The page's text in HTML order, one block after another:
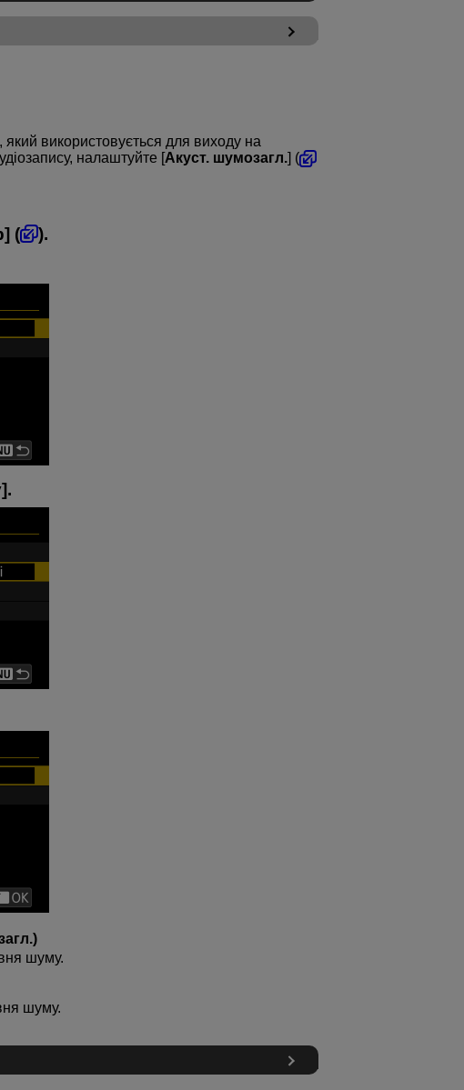
використовується для виходу на
налаштуйте [Акуст. шумозагл.] (
] (
).
].
шуму.
шуму.